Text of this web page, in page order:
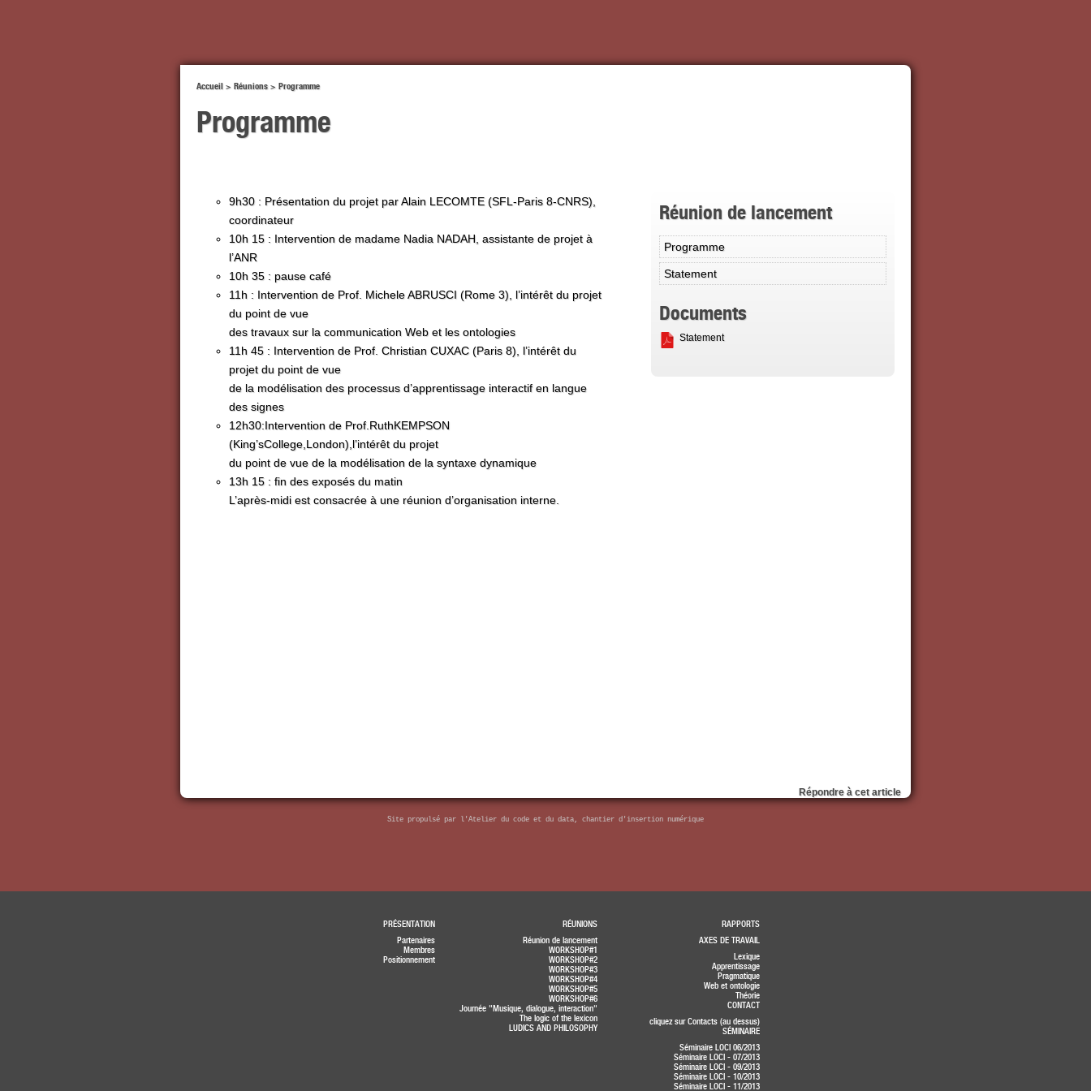
Accueil > Réunions > Programme
Programme
9h30 : Présentation du projet par Alain LECOMTE (SFL-Paris 8-CNRS),
coordinateur
10h 15 : Intervention de madame Nadia NADAH, assistante de projet à
l’ANR
10h 35 : pause café
11h : Intervention de Prof. Michele ABRUSCI (Rome 3), l’intérêt du projet
du point de vue
des travaux sur la communication Web et les ontologies
11h 45 : Intervention de Prof. Christian CUXAC (Paris 8), l’intérêt du
projet du point de vue
de la modélisation des processus d’apprentissage interactif en langue
des signes
12h30:Intervention de Prof.RuthKEMPSON
(King’sCollege,London),l’intérêt du projet
du point de vue de la modélisation de la syntaxe dynamique
13h 15 : fin des exposés du matin
L’après-midi est consacrée à une réunion d’organisation interne.
Réunion de lancement
Programme
Statement
Documents
Statement
Répondre à cet article
Site propulsé par l'Atelier du code et du data, chantier d'insertion numérique
PRÉSENTATION
Partenaires
Membres
Positionnement
RÉUNIONS
Réunion de lancement
WORKSHOP#1
WORKSHOP#2
WORKSHOP#3
WORKSHOP#4
WORKSHOP#5
WORKSHOP#6
Journée "Musique, dialogue, interaction"
The logic of the lexicon
LUDICS AND PHILOSOPHY
RAPPORTS
AXES DE TRAVAIL
Lexique
Apprentissage
Pragmatique
Web et ontologie
Théorie
CONTACT
cliquez sur Contacts (au dessus)
SÉMINAIRE
Séminaire LOCI 06/2013
Séminaire LOCI - 07/2013
Séminaire LOCI - 09/2013
Séminaire LOCI - 10/2013
Séminaire LOCI - 11/2013